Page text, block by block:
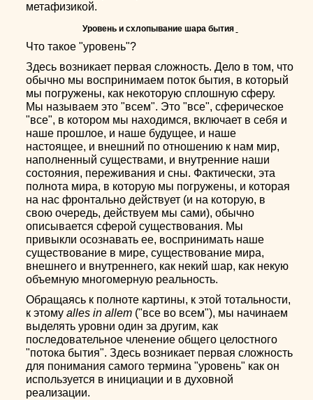
метафизикой.
Уровень и схлопывание шара бытия
Что такое "уровень"?
Здесь возникает первая сложность. Дело в том, что
обычно мы воспринимаем поток бытия, в который
мы погружены, как некоторую сплошную сферу.
Мы называем это "всем". Это "все", сферическое
"все", в котором мы находимся, включает в себя и
наше прошлое, и наше будущее, и наше
настоящее, и внешний по отношению к нам мир,
наполненный существами, и внутренние наши
состояния, переживания и сны. Фактически, эта
полнота мира, в которую мы погружены, и которая
на нас фронтально действует (и на которую, в
свою очередь, действуем мы сами), обычно
описывается сферой существования. Мы
привыкли осознавать ее, воспринимать наше
существование в мире, существование мира,
внешнего и внутреннего, как некий шар, как некую
объемную многомерную реальность.
Обращаясь к полноте картины, к этой тотальности,
к этомуalles in allem ("все во всем"), мы начинаем
выделять уровни один за другим, как
последовательное членение общего целостного
"потока бытия". Здесь возникает первая сложность
для понимания самого термина "уровень" как он
используется в инициации и в духовной
реализации.